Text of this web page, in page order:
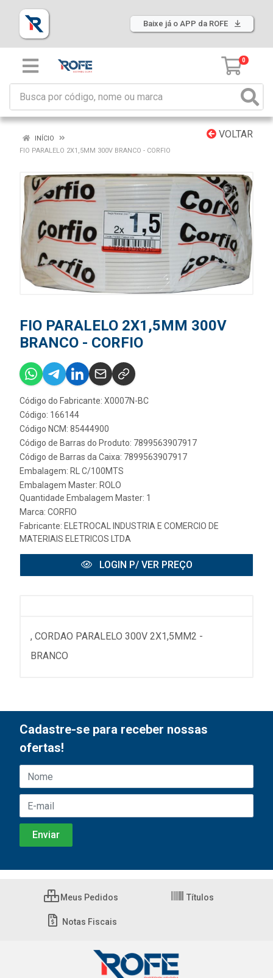
Baixe já o APP da ROFE
0
VOLTAR
INÍCIO
FIO PARALELO 2X1,5MM 300V BRANCO - CORFIO
FIO PARALELO 2X1,5MM 300V
BRANCO - CORFIO
Código do Fabricante: X0007N-BC
Código: 166144
Código NCM: 85444900
Código de Barras do Produto: 7899563907917
Código de Barras da Caixa: 7899563907917
Embalagem: RL C/100MTS
Embalagem Master: ROLO
Quantidade Embalagem Master: 1
Marca: CORFIO
Fabricante: ELETROCAL INDUSTRIA E COMERCIO DE
MATERIAIS ELETRICOS LTDA
LOGIN P/ VER PREÇO
, CORDAO PARALELO 300V 2X1,5MM2 -
BRANCO
Cadastre-se para receber nossas
ofertas!
Meus Pedidos Títulos
Notas Fiscais